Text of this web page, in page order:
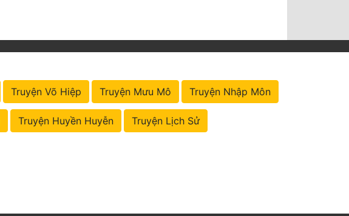
Truyện Võ Hiệp Truyện Mưu Mô Truyện Nhập Môn
Truyện Huyền Huyễn Truyện Lịch Sử